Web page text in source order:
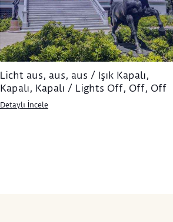
Licht aus, aus, aus / Işık Kapalı,
Kapalı, Kapalı / Lights Off, Off, Off
Detaylı İncele